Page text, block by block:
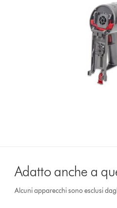
Adatto anche a
Alcuni apparecchi sono esclusi